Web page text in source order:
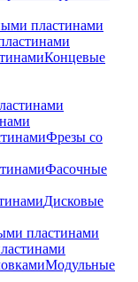
Концевые
Фрезы со
Фасочные
Дисковые
Модульные